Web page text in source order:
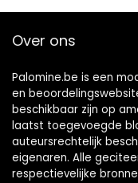
Over ons
Palomine.be is een
en
beschikbaar zijn op
laatst toegevoegde
auteursrechtelijk
eigenaren. Alle
respectievelijke